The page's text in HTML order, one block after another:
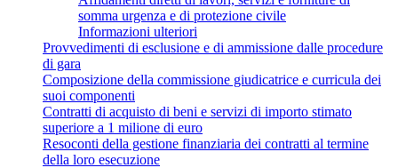
somma urgenza e di protezione civile
Informazioni ulteriori
Provvedimenti di esclusione e di ammissione dalle procedure
di gara
Composizione della commissione giudicatrice e curricula dei
suoi componenti
Contratti di acquisto di beni e servizi di importo stimato
superiore a 1 milione di euro
Resoconti della gestione finanziaria dei contratti al termine
della loro esecuzione